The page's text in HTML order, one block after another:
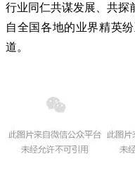
行业同仁共谋发展、共探
自全国各地的业界精英
道。